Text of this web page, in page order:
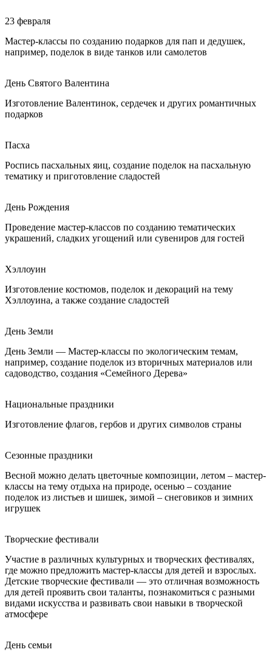
23 февраля
Мастер-классы по созданию подарков для пап и дедушек,
например, поделок в виде танков или самолетов
День Святого Валентина
Изготовление Валентинок, сердечек и других романтичных
подарков
Пасха
Роспись пасхальных яиц, создание поделок на пасхальную
тематику и приготовление сладостей
День Рождения
Проведение мастер-классов по созданию тематических
украшений, сладких угощений или сувениров для гостей
Хэллоуин
Изготовление костюмов, поделок и декораций на тему
Хэллоуина, а также создание сладостей
День Земли
День Земли — Мастер-классы по экологическим темам,
например, создание поделок из вторичных материалов или
садоводство, создания «Семейного Дерева»
Национальные праздники
Изготовление флагов, гербов и других символов страны
Сезонные праздники
Весной можно делать цветочные композиции, летом – мастер-
классы на тему отдыха на природе, осенью – создание
поделок из листьев и шишек, зимой – снеговиков и зимних
игрушек
Творческие фестивали
Участие в различных культурных и творческих фестивалях,
где можно предложить мастер-классы для детей и взрослых.
Детские творческие фестивали — это отличная возможность
для детей проявить свои таланты, познакомиться с разными
видами искусства и развивать свои навыки в творческой
атмосфере
День семьи